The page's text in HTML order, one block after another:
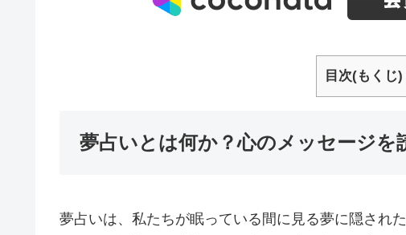
目次(もくじ)
夢占いとは何か？心のメッセージを
夢占いは、私たちが眠っている間に見る夢に隠され